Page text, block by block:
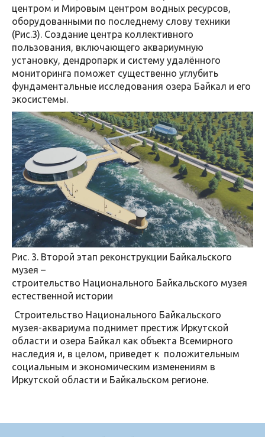
центром и Мировым центром водных ресурсов,
оборудованными по последнему слову техники
(Рис.3). Создание центра коллективного
пользования, включающего аквариумную
установку, дендропарк и систему удалённого
мониторинга поможет существенно углубить
фундаментальные исследования озера Байкал и его
экосистемы.
Рис. 3. Второй этап реконструкции Байкальского
музея –
строительство Национального Байкальского музея
естественной истории
Строительство Национального Байкальского
музея-аквариума поднимет престиж Иркутской
области и озера Байкал как объекта Всемирного
наследия и, в целом, приведет к положительным
социальным и экономическим изменениям в
Иркутской области и Байкальском регионе.